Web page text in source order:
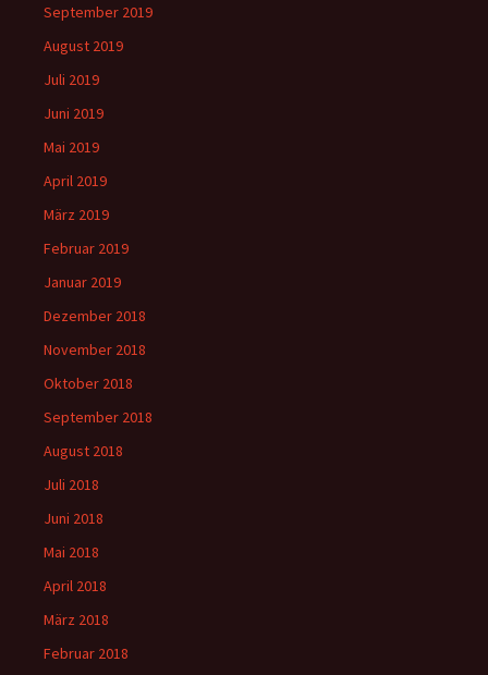
September 2019
August 2019
Juli 2019
Juni 2019
Mai 2019
April 2019
März 2019
Februar 2019
Januar 2019
Dezember 2018
November 2018
Oktober 2018
September 2018
August 2018
Juli 2018
Juni 2018
Mai 2018
April 2018
März 2018
Februar 2018